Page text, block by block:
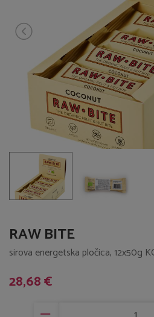
RAW BITE
sirova energetska pločica, 12x50g
28,68 €